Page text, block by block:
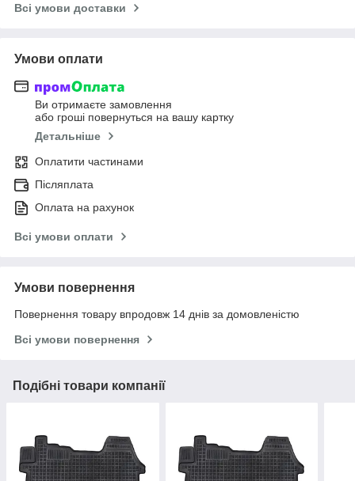
Всі умови доставки
Умови оплати
Ви отримаєте замовлення
або гроші повернуться на вашу картку
Детальніше
Оплатити частинами
Післяплата
Оплата на рахунок
Всі умови оплати
Умови повернення
Повернення товару впродовж 14 днів за домовленістю
Всі умови повернення
Подібні товари компанії